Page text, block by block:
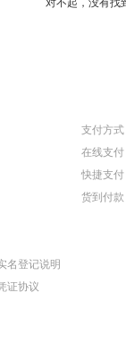
对不起，没有找
名登记说明
证协议
支付方式
在线支付
快捷支付
货到付款